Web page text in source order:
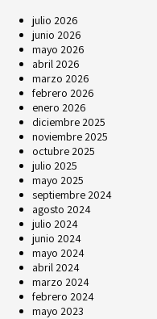
julio 2026
junio 2026
mayo 2026
abril 2026
marzo 2026
febrero 2026
enero 2026
diciembre 2025
noviembre 2025
octubre 2025
julio 2025
mayo 2025
septiembre 2024
agosto 2024
julio 2024
junio 2024
mayo 2024
abril 2024
marzo 2024
febrero 2024
mayo 2023